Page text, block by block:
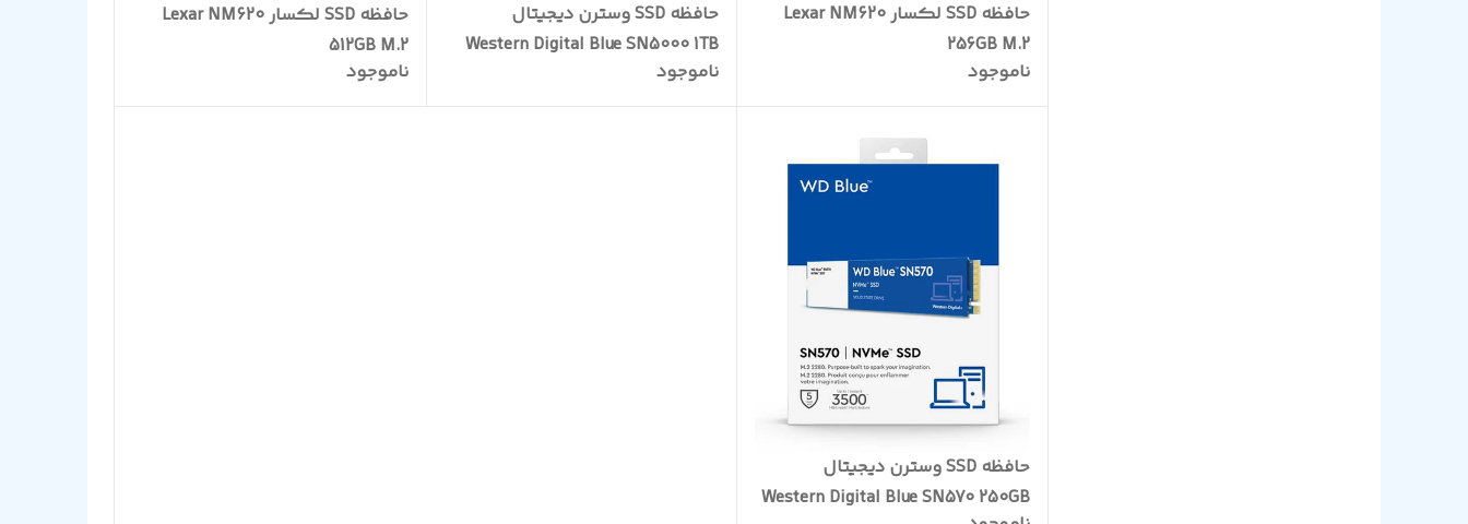
حافظه SSD لکسار Lexar NM620
256GB M.2
ناموجود
حافظه SSD وسترن دیجیتال
Western Digital Blue SN5000 1TB
M.2
ناموجود
حافظه SSD لکسار Lexar NM620
512GB M.2
ناموجود
حافظه SSD وسترن دیجیتال
Western Digital Blue SN570 250GB